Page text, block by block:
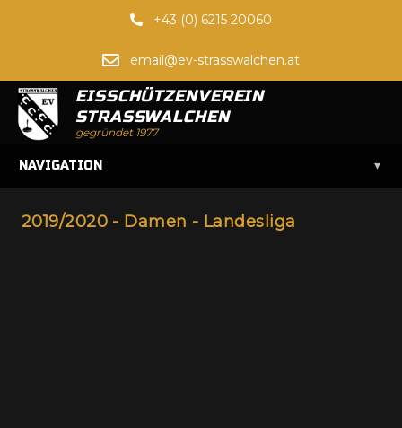
+43 (0) 6215 20060
email@ev-strasswalchen.at
EISSCHÜTZENVEREIN
STRASSWALCHEN
gegründet 1977
NAVIGATION ▾
2019/2020 - Damen - Landesliga